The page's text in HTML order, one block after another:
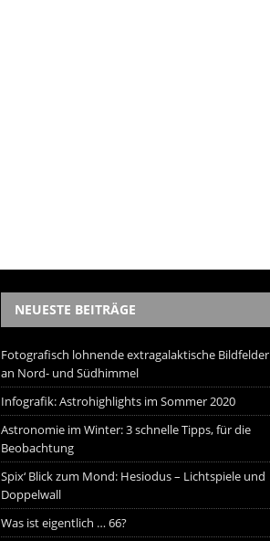
NEUESTE BEITRÄGE
Fotografisch lohnende extragalaktische Bildfelder
an Nord- und Südhimmel
Infografik: Astrohighlights im Sommer 2020
Astronomie im Winter: 3 schnelle Tipps, für die
Beobachtung
Spix‘ Blick zum Mond: Hesiodus – Lichtspiele und
Doppelwall
Was ist eigentlich … 66?